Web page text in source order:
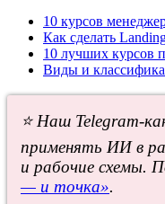
10 курсов
Как сделать
10 лучших курсов
Виды и
⭐ Наш Telegram-
применять ИИ в
и рабочие схемы.
— и точка».